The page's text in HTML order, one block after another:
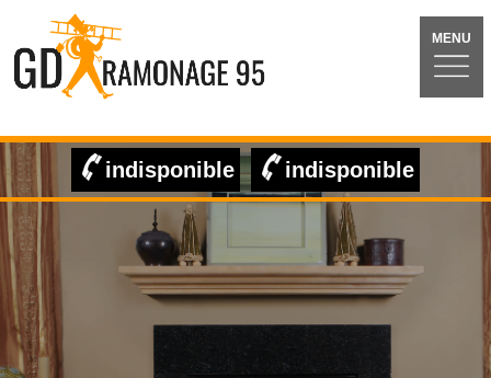
MENU
indisponible indisponible